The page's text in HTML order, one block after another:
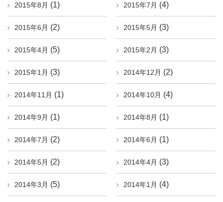
2015年8月 (1) 2015年7月 (4)
2015年6月 (2) 2015年5月 (3)
2015年4月 (5) 2015年2月 (3)
2015年1月 (3) 2014年12月 (2)
2014年11月 (1) 2014年10月 (4)
2014年9月 (1) 2014年8月 (1)
2014年7月 (2) 2014年6月 (1)
2014年5月 (2) 2014年4月 (3)
2014年3月 (5) 2014年1月 (4)